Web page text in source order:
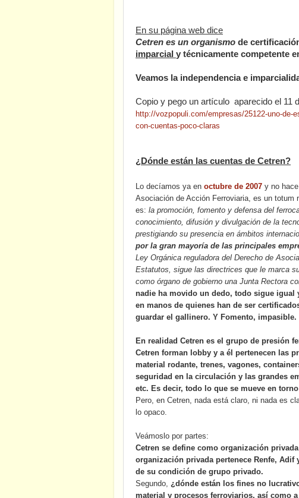
En su página web dice
Cetren es un organismo de
imparcial y técnicamente competente
Veamos la independencia e
Copio y pego un artículo aparecido el 11
http://vozpopuli.com/empresas/25122-uno-de-
con-cuentas-poco-claras
¿Dónde están las cuentas de Cetren?
Lo decíamos ya en octubre de 2007 y no
Asociación de Acción Ferroviaria, es un
es: la promoción, fomento y defensa del
conocimiento, difusión y divulgación de la
prestigiando su presencia en ámbitos
por la gran mayoría de las principales
Ley Orgánica reguladora del Derecho de
Estatutos, sigue las directrices que le marca
como órgano de gobierno una Junta Rectora
nadie ha movido un dedo, todo sigue igual
en manos de quienes han de ser
guardar el gallinero. Y Fomento, impasible.
En realidad Cetren es el grupo de presión
Cetren forman lobby y a él pertenecen las
material rodante, trenes, vagones,
seguridad en la circulación y las grandes
etc. Es decir, todo lo que se mueve en
Pero, en Cetren, nada está claro, ni nada es
lo opaco.
Veámoslo por partes:
Cetren se define como organización
organización privada pertenece Renfe, Adif
de su condición de grupo privado.
Segundo, ¿dónde están los fines no
material y procesos ferroviarios, así como